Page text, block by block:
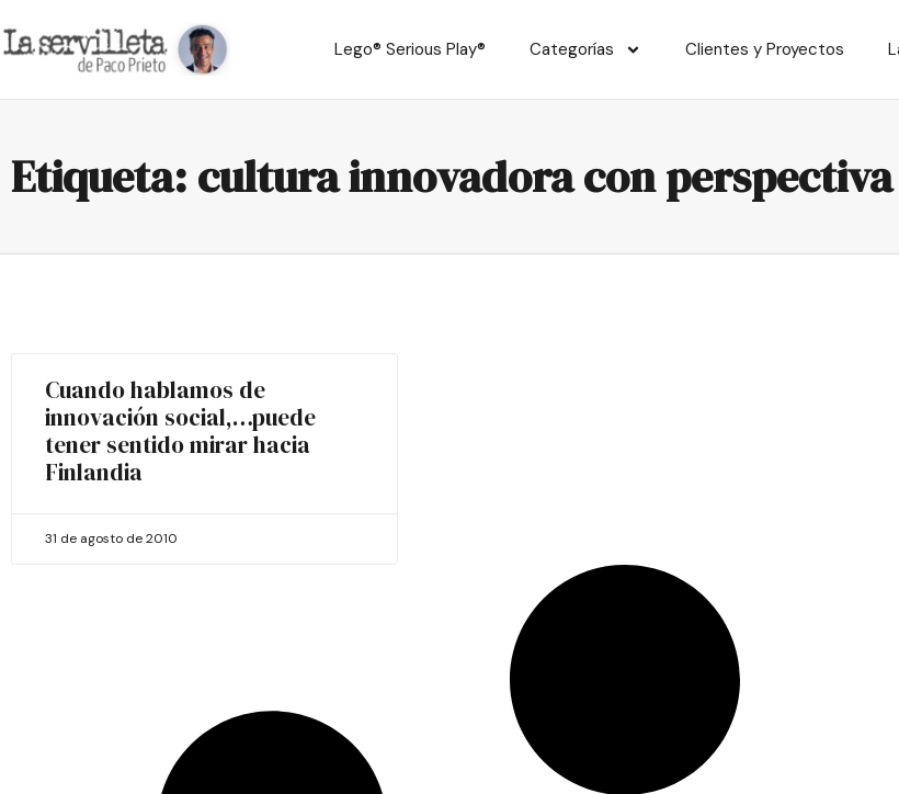
Lego® Serious Play® Categorías Clientes y Proyectos
Etiqueta: cultura innovadora con
Cuando hablamos de
innovación social,…puede
tener sentido mirar hacia
Finlandia
31 de agosto de 2010